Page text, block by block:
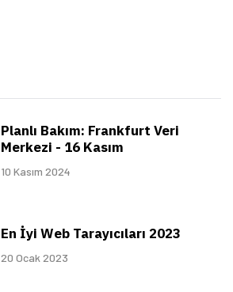
Planlı Bakım: Frankfurt Veri
Merkezi - 16 Kasım
10 Kasım 2024
En İyi Web Tarayıcıları 2023
20 Ocak 2023